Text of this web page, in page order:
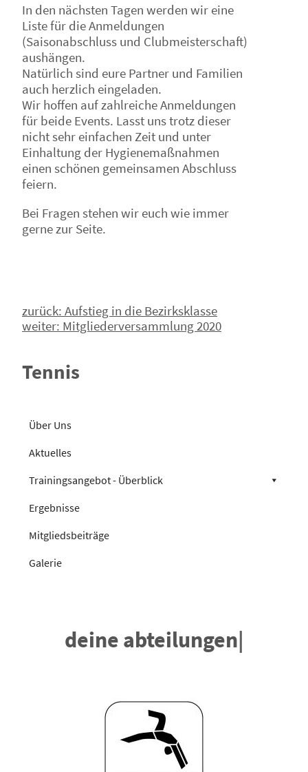
In den nächsten Tagen werden wir eine
Liste für die Anmeldungen
(Saisonabschluss und Clubmeisterschaft)
aushängen.
Natürlich sind eure Partner und Familien
auch herzlich eingeladen.
Wir hoffen auf zahlreiche Anmeldungen
für beide Events. Lasst uns trotz dieser
nicht sehr einfachen Zeit und unter
Einhaltung der Hygienemaßnahmen
einen schönen gemeinsamen Abschluss
feiern.
Bei Fragen stehen wir euch wie immer
gerne zur Seite.
Beitragsnavigation
zurück: Aufstieg in die Bezirksklasse
weiter: Mitgliederversammlung 2020
Tennis
Über Uns
Aktuelles
Trainingsangebot - Überblick
Ergebnisse
Mitgliedsbeiträge
Galerie
deine abteilungen|